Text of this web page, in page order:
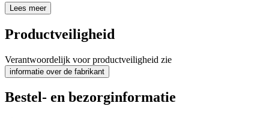
Lees meer
Productveiligheid
Verantwoordelijk voor productveiligheid zie
informatie over de fabrikant
Bestel- en bezorginformatie